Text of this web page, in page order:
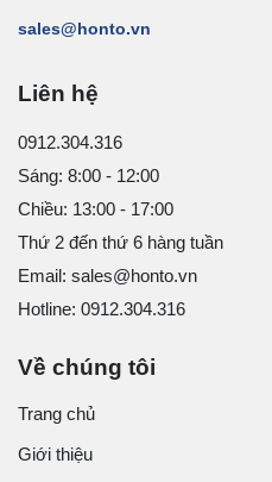
sales@honto.vn
Liên hệ
0912.304.316
Sáng: 8:00 - 12:00
Chiều: 13:00 - 17:00
Thứ 2 đến thứ 6 hàng tuần
Email: sales@honto.vn
Hotline: 0912.304.316
Về chúng tôi
Trang chủ
Giới thiệu